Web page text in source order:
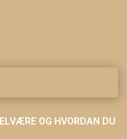
OG HVORDAN DU